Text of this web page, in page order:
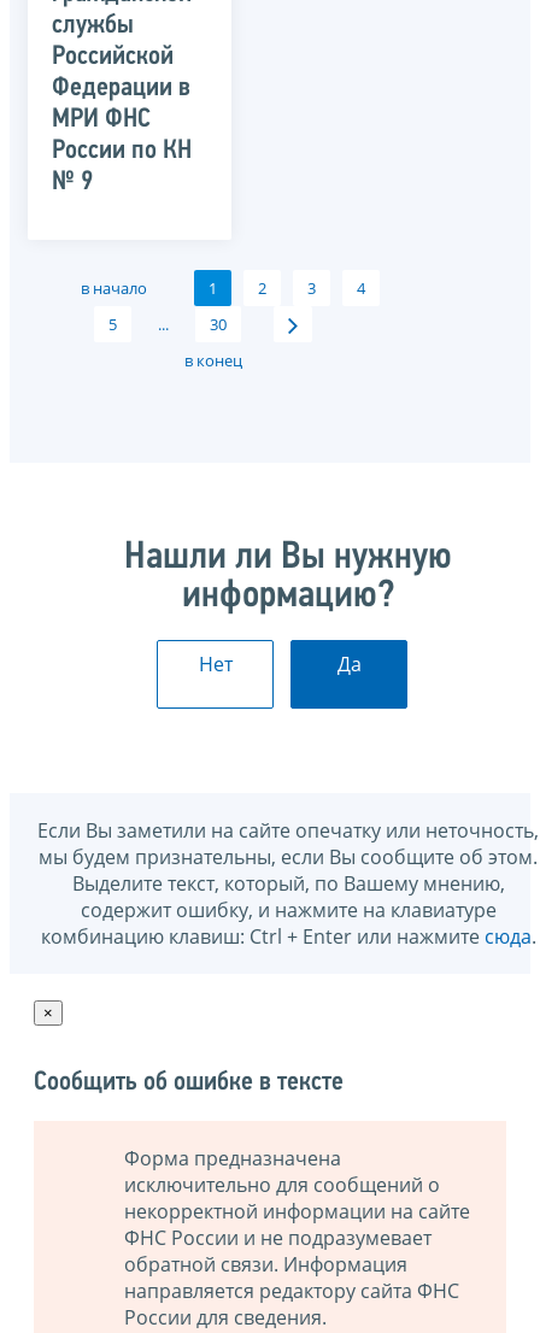
службы
Российской
Федерации в
МРИ ФНС
России по КН
№ 9
в начало 1 2 3
4
5
...
30
в конец
Нашли ли Вы нужную
информацию?
Нет Да
Если Вы заметили на сайте опечатку или неточность,
мы будем признательны, если Вы сообщите об этом.
Выделите текст, который, по Вашему мнению,
содержит ошибку, и нажмите на клавиатуре
комбинацию клавиш: Ctrl + Enter или нажмите сюда.
×
Сообщить об ошибке в тексте
Форма предназначена
исключительно для сообщений о
некорректной информации на сайте
ФНС России и не подразумевает
обратной связи. Информация
направляется редактору сайта ФНС
России для сведения.